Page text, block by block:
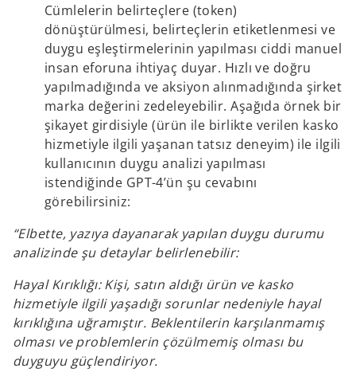
Cümlelerin belirteçlere (token)
dönüştürülmesi, belirteçlerin etiketlenmesi ve
duygu eşleştirmelerinin yapılması ciddi manuel
insan eforuna ihtiyaç duyar. Hızlı ve doğru
yapılmadığında ve aksiyon alınmadığında şirket
marka değerini zedeleyebilir. Aşağıda örnek bir
şikayet girdisiyle (ürün ile birlikte verilen kasko
hizmetiyle ilgili yaşanan tatsız deneyim) ile ilgili
kullanıcının duygu analizi yapılması
istendiğinde GPT-4’ün şu cevabını
görebilirsiniz:
“Elbette, yazıya dayanarak yapılan duygu durumu
analizinde şu detaylar belirlenebilir:
Hayal Kırıklığı: Kişi, satın aldığı ürün ve kasko
hizmetiyle ilgili yaşadığı sorunlar nedeniyle hayal
kırıklığına uğramıştır. Beklentilerin karşılanmamış
olması ve problemlerin çözülmemiş olması bu
duyguyu güçlendiriyor.